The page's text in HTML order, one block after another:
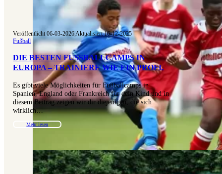
Veröffentlicht 06-03-2026|Aktualisiert 16-12-2025
Fußball
DIE BESTEN FUSSBALLCAMPS IN E
UROPA – TRAINIERE WIE EIN PROFI.
Es gibt viele Möglichkeiten für Fußballcamps in
Spanien, England oder Frankreich für dein Kind und in
diesem Beitrag zeigen wir dir diejenigen, die sich
wirklich…
Mehr lesen